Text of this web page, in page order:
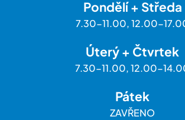
Pondělí + Středa
7.30-11.00, 12.00-
Úterý + Čtvrtek
7.30-11.00, 12.00-
Pátek
ZAVŘENO